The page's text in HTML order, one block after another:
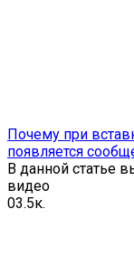
Почему при
появляется
В данной статье
видео
03.5к.